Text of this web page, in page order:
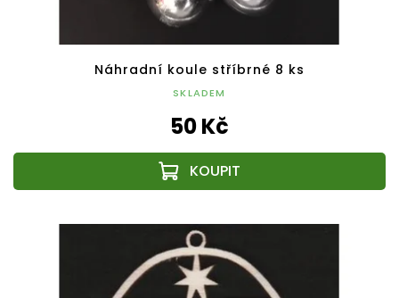
Náhradní koule stříbrné 8 ks
SKLADEM
50 Kč